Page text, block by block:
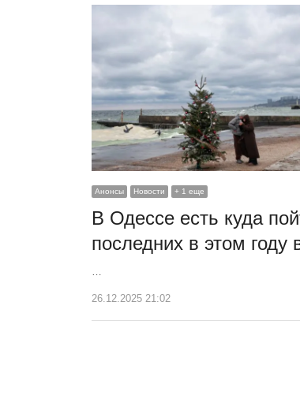
Анонсы Новости + 1 еще
В Одессе есть куда
последних в этом году
…
26.12.2025 21:02